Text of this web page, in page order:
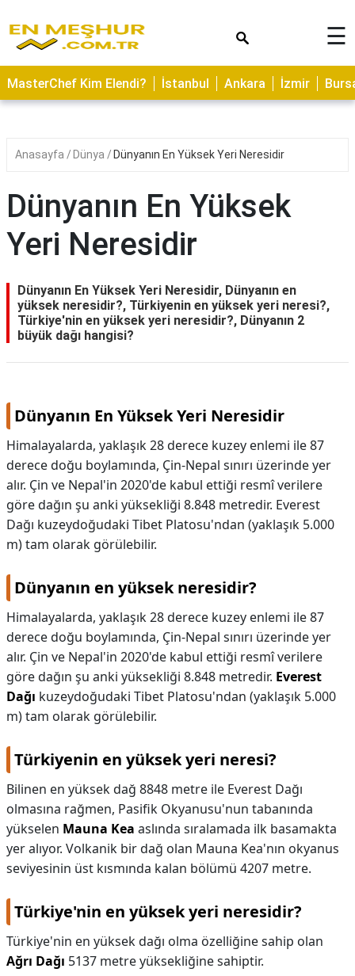
ASTROLOJİ
SAĞLIK
YERLER
BAKIMI
KAMP
ALANLARI
İLETİŞİM
☰
MasterChef Kim Elendi? İstanbul Ankara İzmir
Anasayfa Dünya Dünyanın En Yüksek Yeri Neresidir
Dünyanın En Yüksek
Yeri Neresidir
Dünyanın En Yüksek Yeri Neresidir, Dünyanın en
yüksek neresidir?, Türkiyenin en yüksek yeri neresi?,
Türkiye'nin en yüksek yeri neresidir?, Dünyanın 2
büyük dağı hangisi?
Dünyanın En Yüksek Yeri Neresidir
Himalayalarda, yaklaşık 28 derece kuzey enlemi ile 87
derece doğu boylamında, Çin-Nepal sınırı üzerinde yer
alır. Çin ve Nepal'in 2020'de kabul ettiği resmî verilere
göre dağın şu anki yüksekliği 8.848 metredir. Everest
Dağı kuzeydoğudaki Tibet Platosu'ndan (yaklaşık 5.000
m) tam olarak görülebilir.
Dünyanın en yüksek neresidir?
Himalayalarda, yaklaşık 28 derece kuzey enlemi ile 87
derece doğu boylamında, Çin-Nepal sınırı üzerinde yer
alır. Çin ve Nepal'in 2020'de kabul ettiği resmî verilere
göre dağın şu anki yüksekliği 8.848 metredir. Everest
Dağı kuzeydoğudaki Tibet Platosu'ndan (yaklaşık 5.000
m) tam olarak görülebilir.
Türkiyenin en yüksek yeri neresi?
Bilinen en yüksek dağ 8848 metre ile Everest Dağı
olmasına rağmen, Pasifik Okyanusu'nun tabanında
yükselen Mauna Kea aslında sıralamada ilk basamakta
yer alıyor. Volkanik bir dağ olan Mauna Kea'nın okyanus
seviyesinin üst kısmında kalan bölümü 4207 metre.
Türkiye'nin en yüksek yeri neresidir?
Türkiye'nin en yüksek dağı olma özelliğine sahip olan
Ağrı Dağı 5137 metre yüksekliğine sahiptir.